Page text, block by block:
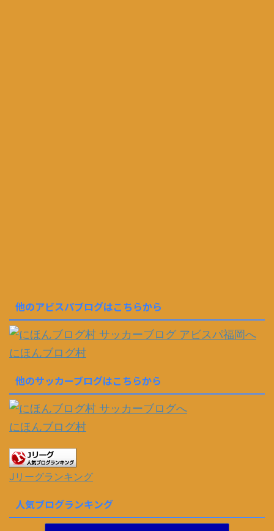
他のアビスパブログはこちらから
にほんブログ村
他のサッカーブログはこちらから
にほんブログ村
Jリーグランキング
人気ブログランキング